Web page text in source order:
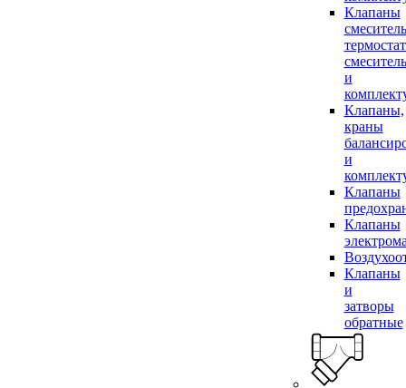
Клапаны
и
Клапаны,
краны
и
Клапаны
Клапаны
Клапаны
и
затворы
обратные